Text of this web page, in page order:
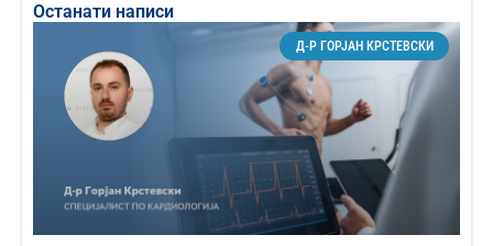
Останати написи
Д-Р ГОРЈАН КРСТЕВСКИ